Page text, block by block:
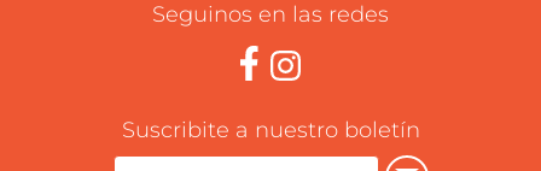
Seguinos en las redes
Suscribite a nuestro boletín